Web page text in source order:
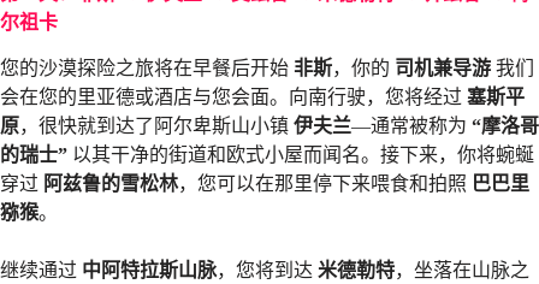
尔祖卡
您的沙漠探险之旅将在早餐后开始 非斯，你的 司机兼导游 我们
会在您的里亚德或酒店与您会面。向南行驶，您将经过 塞斯平
原，很快就到达了阿尔卑斯山小镇 伊夫兰—通常被称为 “摩洛哥
的瑞士” 以其干净的街道和欧式小屋而闻名。接下来，你将蜿蜒
穿过 阿兹鲁的雪松林，您可以在那里停下来喂食和拍照 巴巴里
猕猴。
继续通过 中阿特拉斯山脉，您将到达 米德勒特，坐落在山脉之